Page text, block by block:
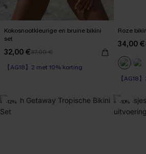
Kokosnootkleurige en bruine bikini
set
32,00 €37,00 €
【AG18】2 met 10% korting
34,00 €
【AG18
-12% -10%